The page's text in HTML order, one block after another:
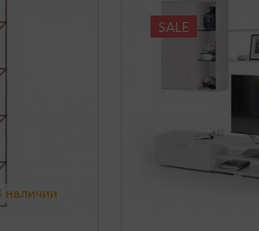
наличии
SALE